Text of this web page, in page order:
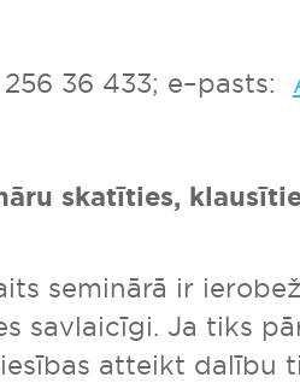
256 36 433; e–pasts:
skatīties,
seminārā ir
savlaicīgi. Ja tiks
atteikt dalību